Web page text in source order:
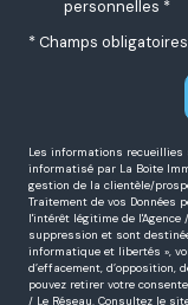
personnelles *
* Champs obligatoires
Les informations
informatisé par La Boite
gestion de la clientèle/
Traitement de vos Données
l'intérêt légitime de l'Agence
suppression et sont
informatique et libertés »,
d’effacement, d’opposition,
pouvez retirer votre
/ Le Réseau. Consultez le